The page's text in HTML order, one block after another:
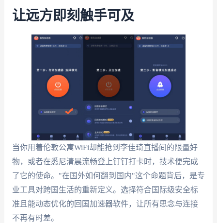
让远方即刻触手可及
当你用着伦敦公寓WiFi却能抢到李佳琦直播间的限量好
物，或者在悉尼清晨流畅登上钉钉打卡时，技术便完成
了它的使命。"在国外如何翻到国内"这个命题背后，是专
业工具对跨国生活的重新定义。选择符合国际级安全标
准且能动态优化的回国加速器软件，让所有思念与连接
不再有时差。